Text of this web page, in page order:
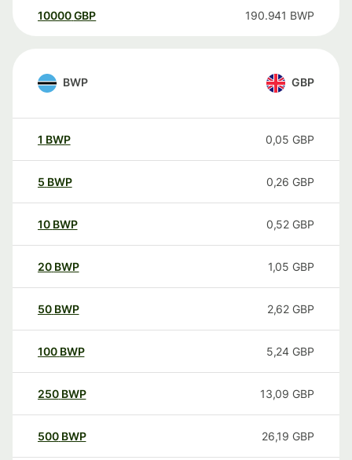
10000 GBP 190.941 BWP
BWP GBP
1 BWP 0,05 GBP
5 BWP 0,26 GBP
10 BWP 0,52 GBP
20 BWP 1,05 GBP
50 BWP 2,62 GBP
100 BWP 5,24 GBP
250 BWP 13,09 GBP
500 BWP 26,19 GBP